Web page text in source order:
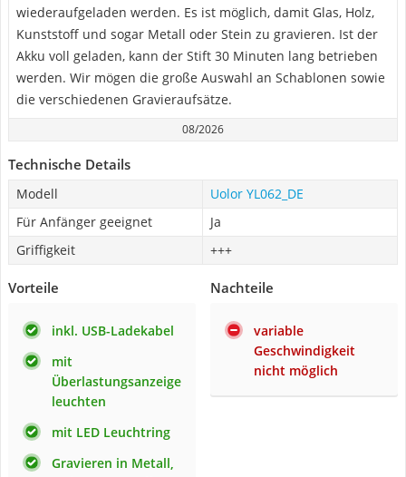
wiederaufgeladen werden. Es ist möglich, damit Glas, Holz,
Kunststoff und sogar Metall oder Stein zu gravieren. Ist der
Akku voll geladen, kann der Stift 30 Minuten lang betrieben
werden. Wir mögen die große Auswahl an Schablonen sowie
die verschiedenen Gravieraufsätze.
08/2026
Technische Details
Modell
Uolor YL062_DE
Für Anfänger geeignet
Ja
Griffigkeit
+++
Vorteile
inkl. USB-Ladekabel
mit
Überlastungsanzeige
leuchten
mit LED Leuchtring
Gravieren in Metall,
Nachteile
variable
Geschwindigkeit
nicht möglich